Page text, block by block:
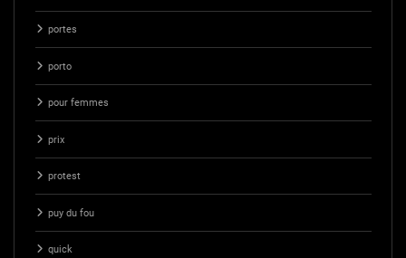
portes
porto
pour femmes
prix
protest
puy du fou
quick